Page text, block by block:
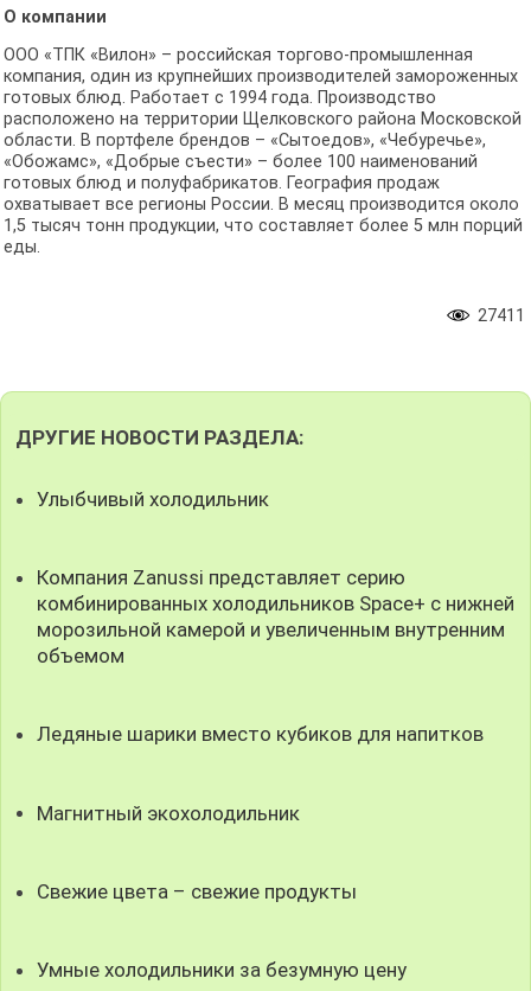
О компании
ООО «ТПК «Вилон» – российская торгово-промышленная
компания, один из крупнейших производителей замороженных
готовых блюд. Работает с 1994 года. Производство
расположено на территории Щелковского района Московской
области. В портфеле брендов – «Сытоедов», «Чебуречье»,
«Обожамс», «Добрые съести» – более 100 наименований
готовых блюд и полуфабрикатов. География продаж
охватывает все регионы России. В месяц производится около
1,5 тысяч тонн продукции, что составляет более 5 млн порций
еды.
27411
ДРУГИЕ НОВОСТИ РАЗДЕЛА:
Улыбчивый холодильник
Компания Zanussi представляет серию
комбинированных холодильников Spaсe+ c нижней
морозильной камерой и увеличенным внутренним
объемом
Ледяные шарики вместо кубиков для напитков
Магнитный экохолодильник
Свежие цвета – свежие продукты
Умные холодильники за безумную цену